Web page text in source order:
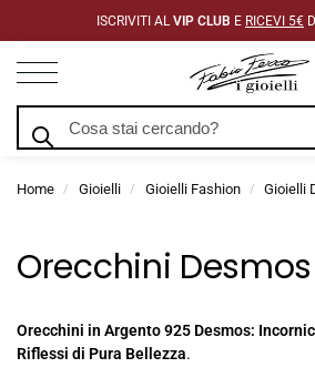
ISCRIVITI AL VIP CLUB E RICEVI 5€
Home / Gioielli / Gioielli Fashion / Gioielli
Orecchini Desmos
Orecchini in Argento 925 Desmos:
Riflessi di Pura Bellezza.